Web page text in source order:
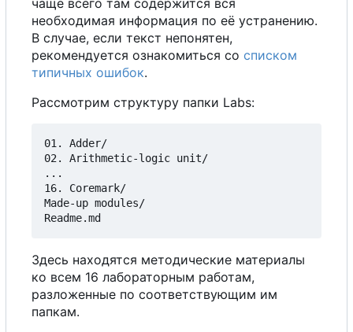
необходимая информация по её устранению.
В случае, если текст непонятен,
рекомендуется ознакомиться со списком
типичных ошибок.
Рассмотрим структуру папки Labs:
01. Adder/
02. Arithmetic-logic unit/
...
16. Coremark/
Made-up modules/
Здесь находятся методические материалы
ко всем 16 лабораторным работам,
разложенные по соответствующим им
папкам.